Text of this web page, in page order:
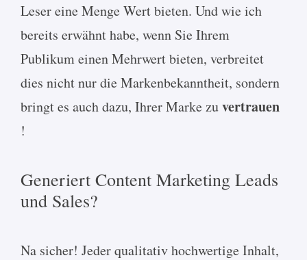
Leser eine Menge Wert bieten. Und wie ich
bereits erwähnt habe, wenn Sie Ihrem
Publikum einen Mehrwert bieten, verbreitet
dies nicht nur die Markenbekanntheit, sondern
bringt es auch dazu, Ihrer Marke zuvertrauen
!
Generiert Content Marketing Leads
und Sales?
Na sicher! Jeder qualitativ hochwertige Inhalt,